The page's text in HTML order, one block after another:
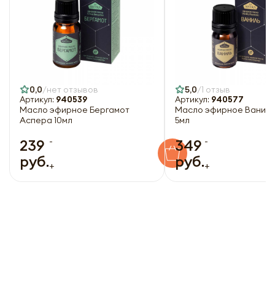
0,0 нет отзывов
Артикул: 940539
Масло эфирное Бергамот
Аспера 10мл
239
руб.
-
+
5,0 1 отзыв
Артикул: 940577
Масло эфирное
5мл
349
руб.
-
+